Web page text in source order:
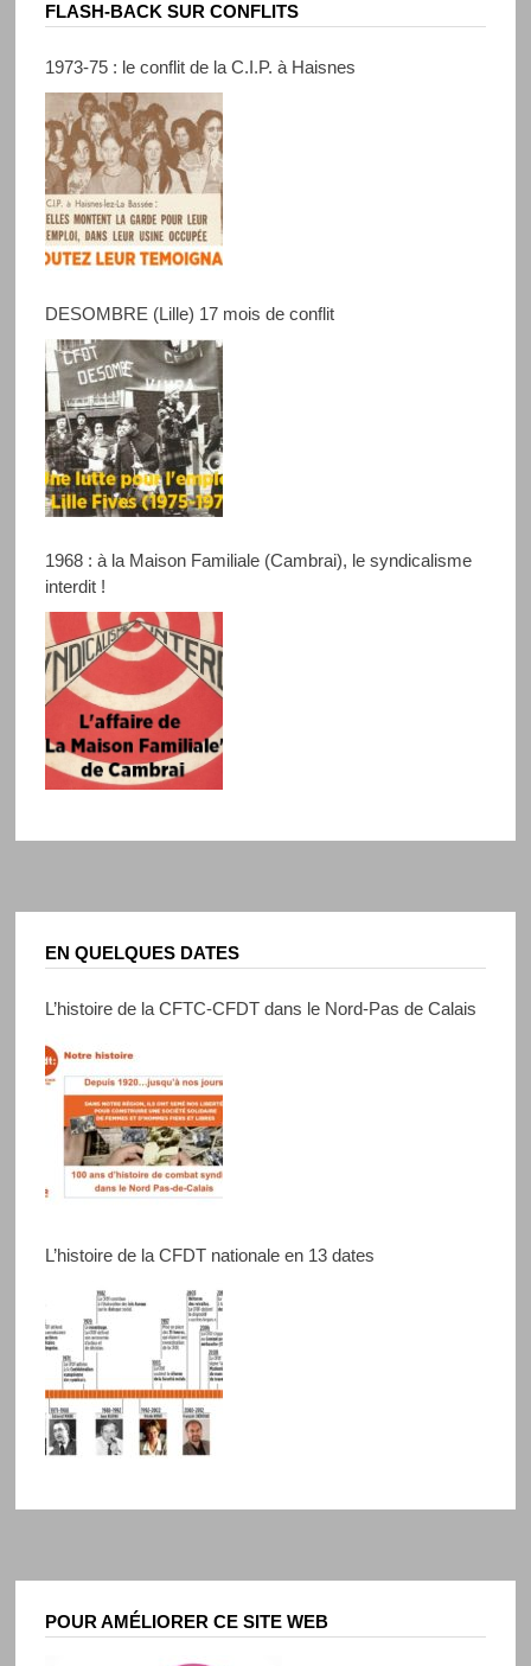
FLASH-BACK SUR CONFLITS
1973-75 : le conflit de la C.I.P. à Haisnes
DESOMBRE (Lille) 17 mois de conflit
1968 : à la Maison Familiale (Cambrai), le syndicalisme
interdit !
EN QUELQUES DATES
L’histoire de la CFTC-CFDT dans le Nord-Pas de Calais
L’histoire de la CFDT nationale en 13 dates
POUR AMÉLIORER CE SITE WEB